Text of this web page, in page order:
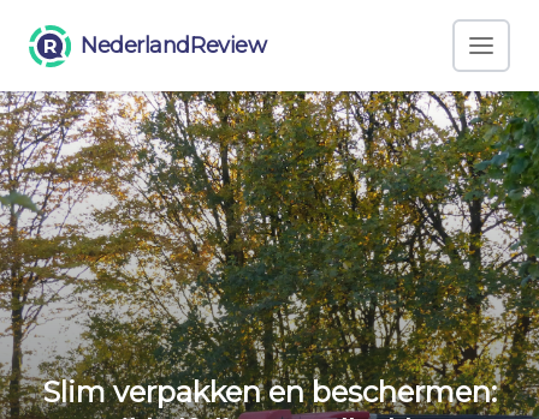
NederlandReview
Slim verpakken en beschermen: